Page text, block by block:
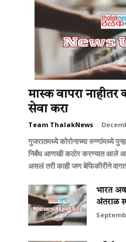
मास्क वापरा नाहीतर
सेवा करा
Team ThalakNews -
गुजरातमध्ये कोरोनाच्या रुग्णांमध्ये
निर्बंध आणखी कठोर करण्यात आले
असलं तरी काही जण बेफिकीरीने
भारत
अंतराळ